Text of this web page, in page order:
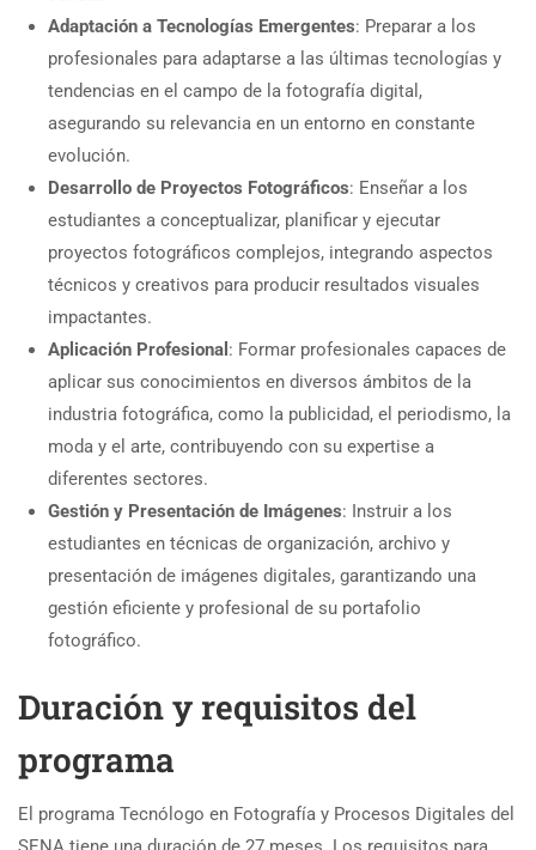
Adaptación a Tecnologías Emergentes: Preparar a los
profesionales para adaptarse a las últimas tecnologías y
tendencias en el campo de la fotografía digital,
asegurando su relevancia en un entorno en constante
evolución.
Desarrollo de Proyectos Fotográficos: Enseñar a los
estudiantes a conceptualizar, planificar y ejecutar
proyectos fotográficos complejos, integrando aspectos
técnicos y creativos para producir resultados visuales
impactantes.
Aplicación Profesional : Formar profesionales capaces de
aplicar sus conocimientos en diversos ámbitos de la
industria fotográfica, como la publicidad, el periodismo, la
moda y el arte, contribuyendo con su expertise a
diferentes sectores.
Gestión y Presentación de Imágenes: Instruir a los
estudiantes en técnicas de organización, archivo y
presentación de imágenes digitales, garantizando una
gestión eficiente y profesional de su portafolio
fotográfico.
Duración y requisitos del
programa
El programa Tecnólogo en Fotografía y Procesos Digitales del